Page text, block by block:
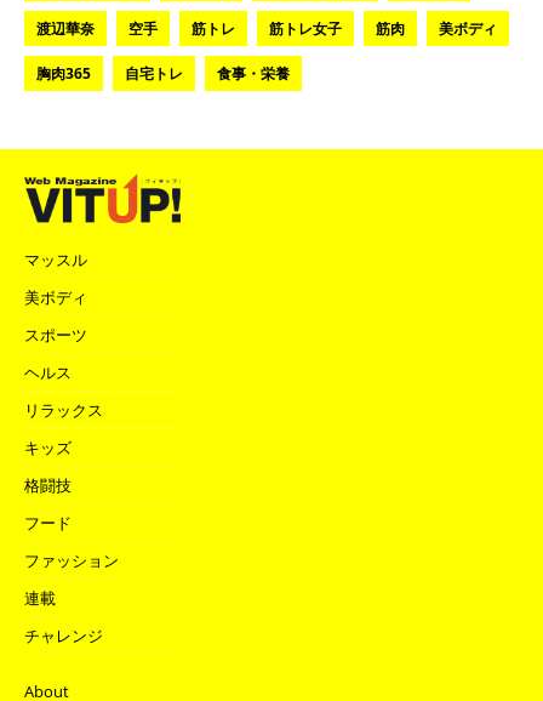
渡辺華奈 空手 筋トレ 筋トレ女子 筋肉 美ボディ
胸肉365 自宅トレ 食事・栄養
マッスル
美ボディ
スポーツ
ヘルス
リラックス
キッズ
格闘技
フード
ファッション
連載
チャレンジ
About